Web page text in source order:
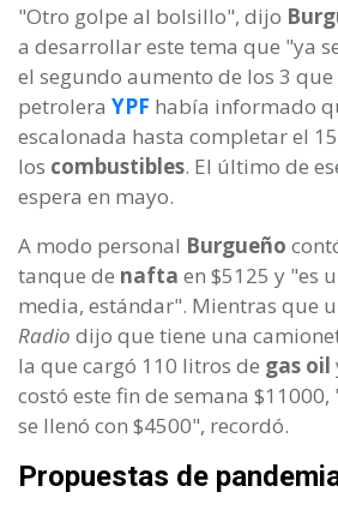
"Otro golpe al bolsillo", dijo
a desarrollar este tema que "ya
el segundo aumento de los 3 que
petrolera YPF había informado
escalonada hasta completar el
los combustibles. El último de
espera en mayo.
A modo personal Burgueño
tanque de nafta en $5125 y "es
media, estándar". Mientras que
Radio dijo que tiene una
la que cargó 110 litros de gas oil
costó este fin de semana
se llenó con $4500", recordó.
Propuestas de